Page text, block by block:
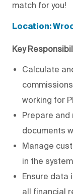
match for you!
Location:
Key
Calculate
working for
Prepare and
documents
Manage
in the system
Ensure data
all financial